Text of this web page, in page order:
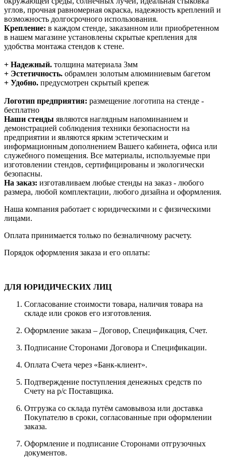
углов, прочная равномерная окраска, надежность креплений и
возможность долгосрочного использования.
Крепление: в каждом стенде, заказанном или приобретенном
в нашем магазине установлены скрытые крепления для
удобства монтажа стендов к стене.
+ Надежный. толщина материала 3мм
+ Эстетичность. обрамлен золотым алюминиевым багетом
+ Удобно. предусмотрен скрытый крепеж
Логотип предприятия: размещение логотипа на стенде -
бесплатно
Наши стенды являются наглядным напоминанием и
демонстрацией соблюдения техники безопасности на
предприятии и являются ярким эстетическим и
информационным дополнением Вашего кабинета, офиса или
служебного помещения. Все материалы, используемые при
изготовлении стендов, сертифицированы и экологически
безопасны.
На заказ: изготавливаем любые стенды на заказ - любого
размера, любой комплектации, любого дизайна и оформления.
Наша компания работает с юридическими и с физическими
лицами.
Оплата принимается только по безналичному расчету.
Порядок оформления заказа и его оплаты:
ДЛЯ ЮРИДИЧЕСКИХ ЛИЦ
Согласование стоимости товара, наличия товара на
складе или сроков его изготовления.
Оформление заказа – Договор, Спецификация, Счет.
Подписание Сторонами Договора и Спецификации.
Оплата Счета через «Банк-клиент».
Подтверждение поступления денежных средств по
Счету на р/с Поставщика.
Отгрузка со склада путём самовывоза или доставка
Покупателю в сроки, согласованные при оформлении
заказа.
Оформление и подписание Сторонами отгрузочных
документов.